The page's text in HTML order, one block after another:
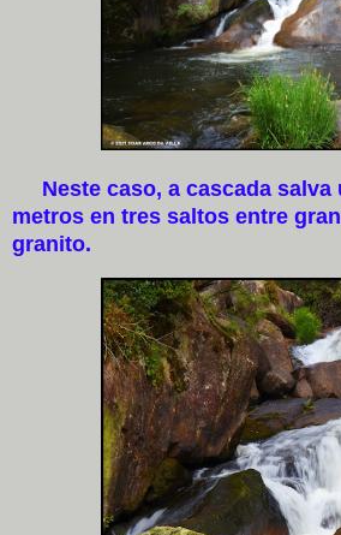
Neste caso, a cascada salva
metros en tres saltos entre
granito.